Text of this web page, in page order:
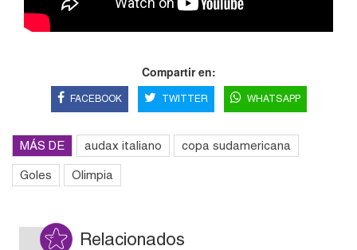
Compartir en:
FACEBOOK TWITTER WHATSAPP
MÁS DE audax italiano copa sudamericana
Goles Olimpia
Relacionados